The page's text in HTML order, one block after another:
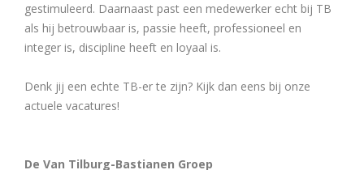
gestimuleerd. Daarnaast past een medewerker echt bij TB
als hij betrouwbaar is, passie heeft, professioneel en
integer is, discipline heeft en loyaal is.
Denk jij een echte TB-er te zijn? Kijk dan eens bij onze
actuele vacatures!
De Van Tilburg-Bastianen Groep